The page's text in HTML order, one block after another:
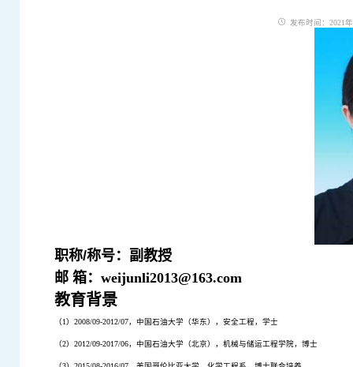
发布时间：2021
职称/称号：副教授
邮 箱： weijunli2013@163.com
教育背景
（1） 2008/09-2012/07，中国石油大学（华东），安全工程，学士
（2） 2012/09-2017/06，中国石油大学（北京），机械与储运工程学院，博士